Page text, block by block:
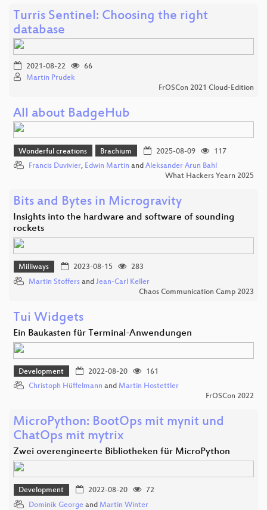
Turris Sentinel: Choosing the right
database
2021-08-22
66
Martin Prudek
FrOSCon 2021 Cloud-Edition
All about BadgeHub
Wonderful creations Brachium 2025-08-09
117
Francis Duvivier, Edwin Martin and Aleksander Arun Bahl
What Hackers Yearn 2025
Bits and Bytes in Microgravity
Insights into the hardware and software of sounding
rockets
Milliways 2023-08-15
283
Martin Stoffers and Jean-Carl Keller
Chaos Communication Camp 2023
Tui Widgets
Ein Baukasten für Terminal-Anwendungen
Development 2022-08-20
161
Christoph Hüffelmann and Martin Hostettler
FrOSCon 2022
MicroPython: BootOps mit mynit und
ChatOps mit mytrix
Zwei overengineerte Bibliotheken für MicroPython
Development 2022-08-20
72
Dominik George and Martin Winter